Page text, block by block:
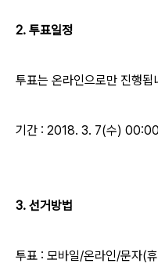
2. 투표일정
투표는 온라인으로만 진행됩
기간 : 2018. 3. 7(수)
3. 선거방법
투표 : 모바일/온라인/문자(